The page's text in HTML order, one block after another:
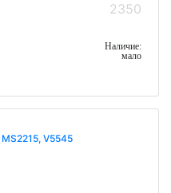
2350
Наличие:
мало
V5545